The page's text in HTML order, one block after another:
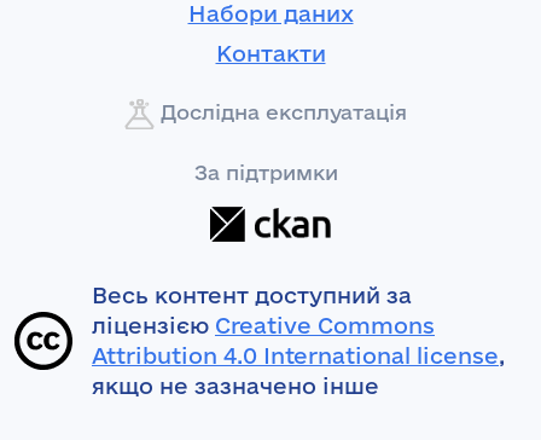
Набори даних
Контакти
Дослідна експлуатація
За підтримки
Весь контент доступний за
ліцензією Creative Commons
Attribution 4.0 International license,
якщо не зазначено інше